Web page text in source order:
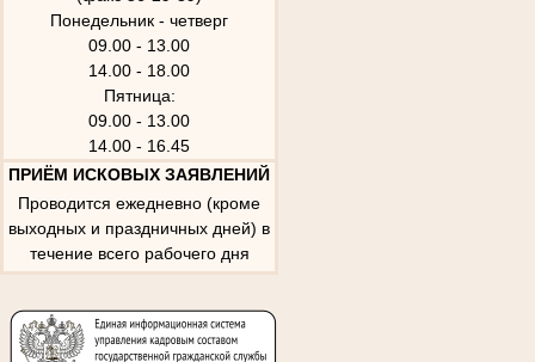
Понедельник - четверг
09.00 - 13.00
14.00 - 18.00
Пятница:
09.00 - 13.00
14.00 - 16.45
ПРИЁМ ИСКОВЫХ ЗАЯВЛЕНИЙ
Проводится ежедневно (кроме
выходных и праздничных дней) в
течение всего рабочего дня